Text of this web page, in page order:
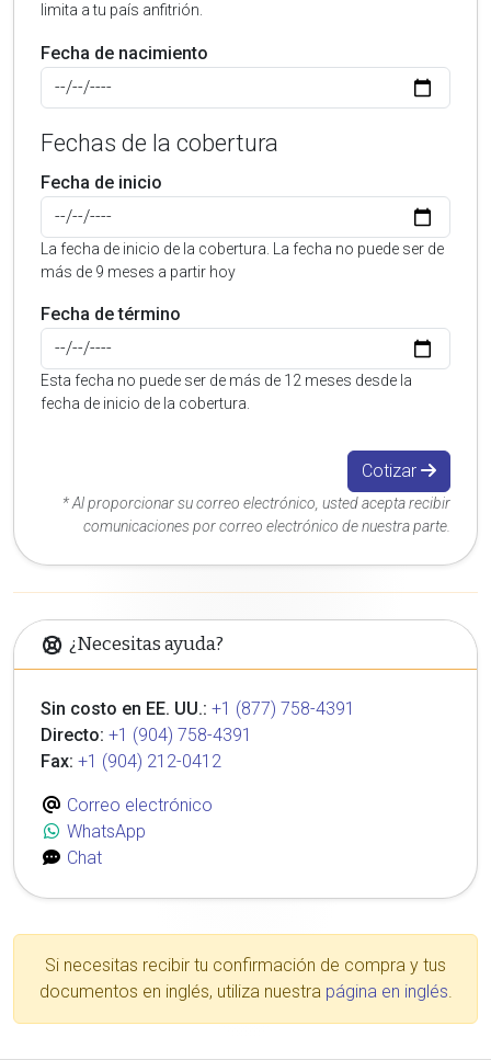
limita a tu país anfitrión.
Fecha de nacimiento
Fechas de la cobertura
Fecha de inicio
La fecha de inicio de la cobertura. La fecha no puede ser de
más de 9 meses a partir hoy
Fecha de término
Esta fecha no puede ser de más de 12 meses desde la
fecha de inicio de la cobertura.
Cotizar
* Al proporcionar su correo electrónico, usted acepta recibir
comunicaciones por correo electrónico de nuestra parte.
¿Necesitas ayuda?
Sin costo en EE. UU.: +1 (877) 758-4391
Directo: +1 (904) 758-4391
Fax: +1 (904) 212-0412
Correo electrónico
WhatsApp
Chat
Si necesitas recibir tu confirmación de compra y tus
documentos en inglés, utiliza nuestra página en inglés.